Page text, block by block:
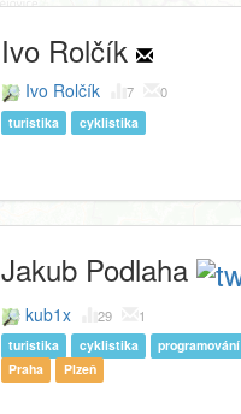
Ivo Rolčík
Ivo Rolčík 7 0
turistika cyklistika
Jakub Podlaha
kub1x 29 1
turistika cyklistika programování
Praha
Plzeň